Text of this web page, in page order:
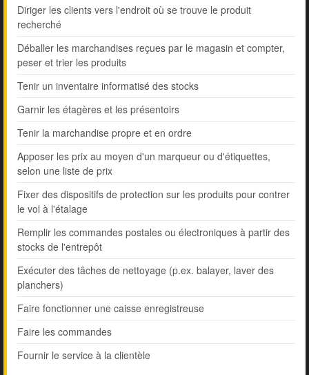
Diriger les clients vers l'endroit où se trouve le produit
recherché
Déballer les marchandises reçues par le magasin et compter,
peser et trier les produits
Tenir un inventaire informatisé des stocks
Garnir les étagères et les présentoirs
Tenir la marchandise propre et en ordre
Apposer les prix au moyen d'un marqueur ou d'étiquettes,
selon une liste de prix
Fixer des dispositifs de protection sur les produits pour contrer
le vol à l'étalage
Remplir les commandes postales ou électroniques à partir des
stocks de l'entrepôt
Exécuter des tâches de nettoyage (p.ex. balayer, laver des
planchers)
Faire fonctionner une caisse enregistreuse
Faire les commandes
Fournir le service à la clientèle